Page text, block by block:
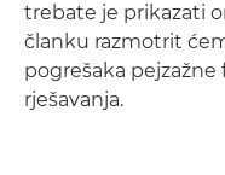
trebate je prikazati
članku razmotrit
pogrešaka
rješavanja.